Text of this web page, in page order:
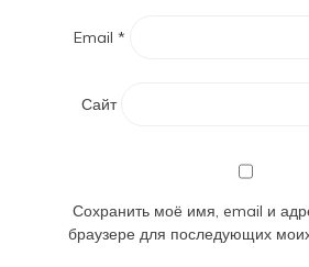
Email *
Сайт
Сохранить моё имя, email и
браузере для последующих